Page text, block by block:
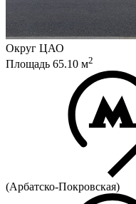
Округ ЦАО
Площадь 65.10 м2
(Арбатско-Покровская)